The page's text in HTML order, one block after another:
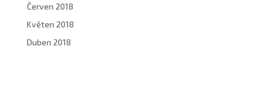
Červen 2018
Květen 2018
Duben 2018